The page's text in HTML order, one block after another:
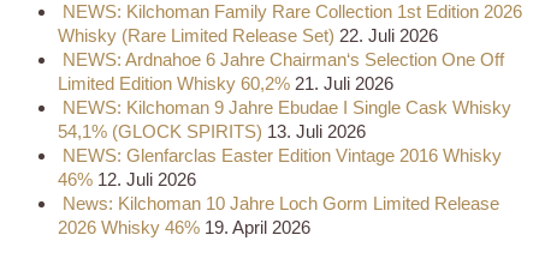
NEWS: Kilchoman Family Rare Collection 1st Edition 2026
Whisky (Rare Limited Release Set) 22. Juli 2026
NEWS: Ardnahoe 6 Jahre Chairman‘s Selection One Off
Limited Edition Whisky 60,2% 21. Juli 2026
NEWS: Kilchoman 9 Jahre Ebudae I Single Cask Whisky
54,1% (GLOCK SPIRITS) 13. Juli 2026
NEWS: Glenfarclas Easter Edition Vintage 2016 Whisky
46% 12. Juli 2026
News: Kilchoman 10 Jahre Loch Gorm Limited Release
2026 Whisky 46% 19. April 2026